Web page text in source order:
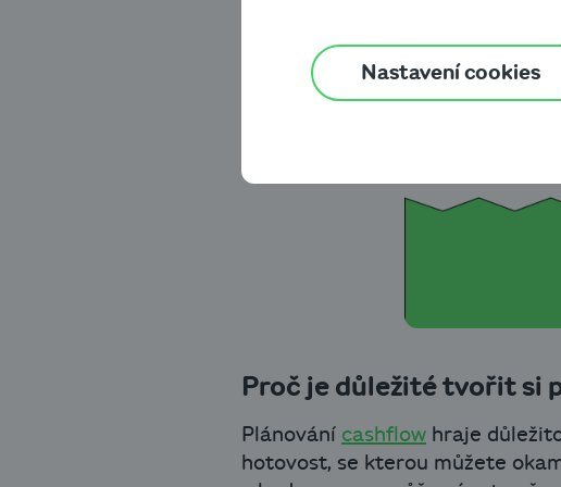
Proč je důležité tvořit si
Plánování cashflow hraje
hotovost, se kterou můžete
Nastavení cookies